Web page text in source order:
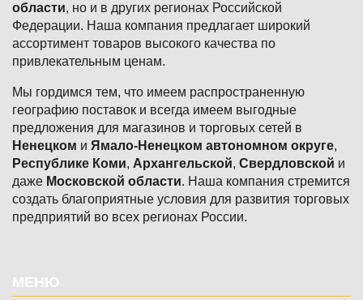
области, но и в других регионах Российской
Федерации. Наша компания предлагает широкий
ассортимент товаров высокого качества по
привлекательным ценам.
Мы гордимся тем, что имеем распространенную
географию поставок и всегда имеем выгодные
предложения для магазинов и торговых сетей в
Ненецком и Ямало-Ненецком автономном округе,
Республике Коми, Архангельской, Свердловской и
даже Московской области. Наша компания стремится
создать благоприятные условия для развития торговых
предприятий во всех регионах России.
МЕНЮ